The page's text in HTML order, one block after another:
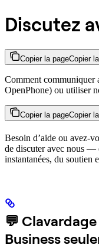
Discutez
Copier la pageCopier
Comment communiquer
OpenPhone) ou utiliser
Copier la pageCopier
Besoin d’aide ou avez-
de discuter avec nous —
instantanées, du soutien
💬
Business